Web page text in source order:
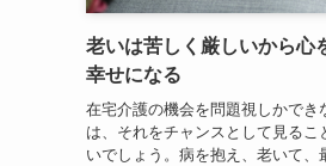
老いは苦しく厳しいから心
幸せになる
在宅介護の機会を問題視しかでき
は、それをチャンスとして見るこ
いでしょう。病を抱え、老いて、